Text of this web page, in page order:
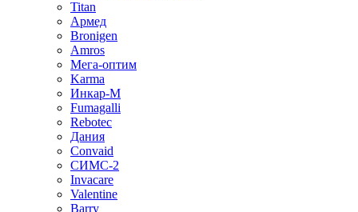
Titan
Армед
Bronigen
Amros
Мега-оптим
Karma
Инкар-М
Fumagalli
Rebotec
Дания
Convaid
СИМС-2
Invacare
Valentine
Barry